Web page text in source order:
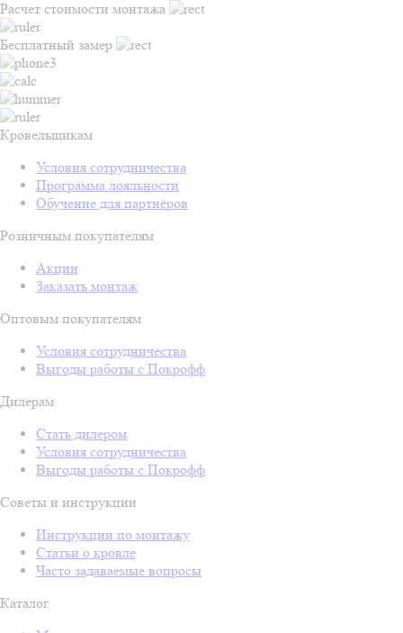
Расчет стоимости монтажа
Бесплатный замер
Кровельщикам
Условия сотрудничества
Программа лояльности
Обучение для партнёров
Розничным покупателям
Акции
Заказать монтаж
Оптовым покупателям
Условия сотрудничества
Выгоды работы с Покрофф
Дилерам
Стать дилером
Условия сотрудничества
Выгоды работы с Покрофф
Советы и инструкции
Инструкции по монтажу
Статьи о кровле
Часто задаваемые вопросы
Каталог